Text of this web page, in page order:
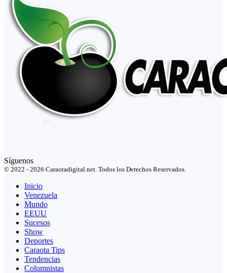
Síguenos
© 2022 - 2026 Caraotadigital.net. Todos los Derechos Reservados.
Inicio
Venezuela
Mundo
EEUU
Sucesos
Show
Deportes
Caraota Tips
Tendencias
Columnistas